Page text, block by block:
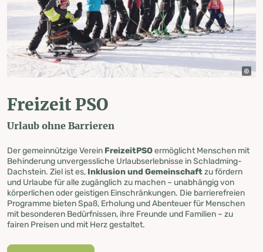
Freizeit PSO
Urlaub ohne Barrieren
Der gemeinnützige Verein FreizeitPSOermöglicht Menschen mit
Behinderung unvergessliche Urlaubserlebnisse in Schladming-
Dachstein. Ziel ist es, Inklusion und Gemeinschaftzu fördern
und Urlaube für alle zugänglich zu machen – unabhängig von
körperlichen oder geistigen Einschränkungen. Die barrierefreien
Programme bieten Spaß, Erholung und Abenteuer für Menschen
mit besonderen Bedürfnissen, ihre Freunde und Familien – zu
fairen Preisen und mit Herz gestaltet.